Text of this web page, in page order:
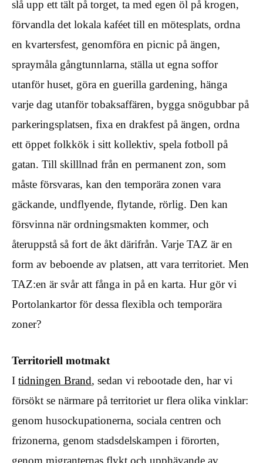
slå upp ett tält på torget, ta med egen öl på krogen,
förvandla det lokala kaféet till en mötesplats, ordna
en kvartersfest, genomföra en picnic på ängen,
spraymåla gångtunnlarna, ställa ut egna soffor
utanför huset, göra en guerilla gardening, hänga
varje dag utanför tobaksaffären, bygga snögubbar på
parkeringsplatsen, fixa en drakfest på ängen, ordna
ett öppet folkkök i sitt kollektiv, spela fotboll på
gatan. Till skilllnad från en permanent zon, som
måste försvaras, kan den temporära zonen vara
gäckande, undflyende, flytande, rörlig. Den kan
försvinna när ordningsmakten kommer, och
återuppstå så fort de åkt därifrån. Varje TAZ är en
form av beboende av platsen, att vara territoriet. Men
TAZ:en är svår att fånga in på en karta. Hur gör vi
Portolankartor för dessa flexibla och temporära
zoner?
Territoriell motmakt
I tidningen Brand, sedan vi rebootade den, har vi
försökt se närmare på territoriet ur flera olika vinklar:
genom husockupationerna, sociala centren och
frizonerna, genom stadsdelskampen i förorten,
genom migranternas flykt och upphävande av